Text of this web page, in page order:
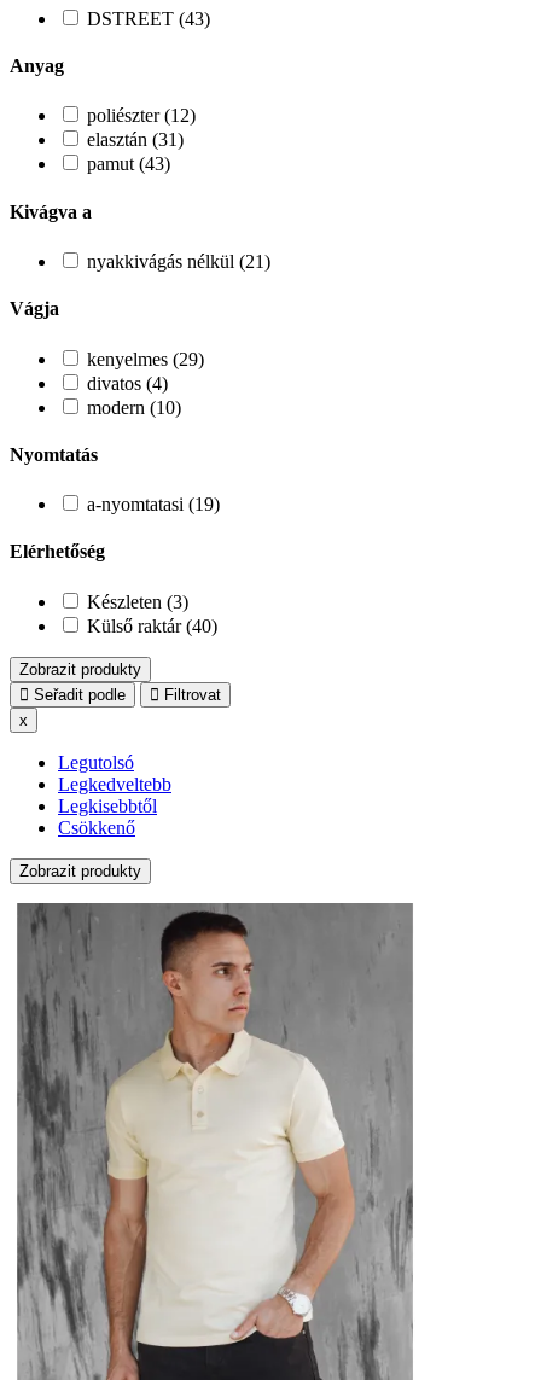
DSTREET (43)
Anyag
poliészter (12)
elasztán (31)
pamut (43)
Kivágva a
nyakkivágás nélkül (21)
Vágja
kenyelmes (29)
divatos (4)
modern (10)
Nyomtatás
a-nyomtatasi (19)
Elérhetőség
Készleten (3)
Külső raktár (40)
Zobrazit produkty
Seřadit podle
Filtrovat
x
Legutolsó
Legkedveltebb
Legkisebbtől
Csökkenő
Zobrazit produkty